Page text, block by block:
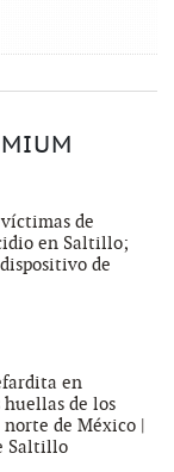
de
en Saltillo;
de
en
de los
de México |
Saltillo